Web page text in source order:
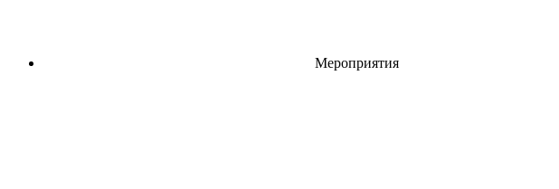
Мероприятия